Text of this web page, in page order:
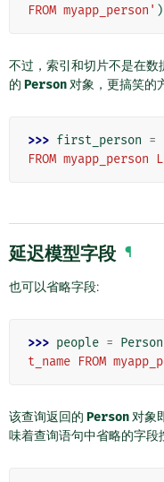
FROM myapp_person' )[
不过，索引和切片不是在数
的 Person 对象，更搞笑的
>>> first_person =
FROM myapp_person
延迟模型字段 ¶
也可以省略字段:
>>> people = Person
t_name FROM
该查询返回的 Person 对象
味着查询语句中省略的字段